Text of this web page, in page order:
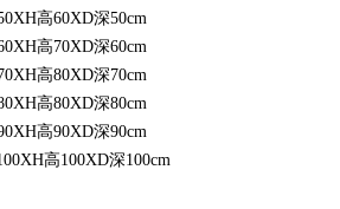
高60XD深50cm
高70XD深60cm
高80XD深70cm
高80XD深80cm
高90XD深90cm
高100XD深100cm